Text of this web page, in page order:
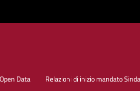
Data Relazioni di inizio mandato